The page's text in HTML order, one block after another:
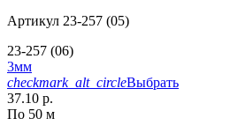
Артикул 23-257 (05)
23-257 (06)
3мм
checkmark_alt_circleВыбрать
37.10 р.
По 50 м